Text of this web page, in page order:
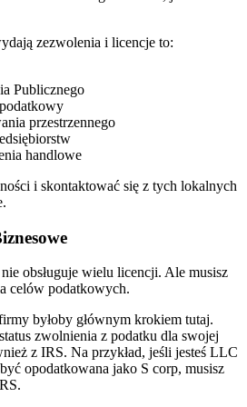
zezwolenia i licencje to:
Publicznego
przestrzennego
handlowe
i skontaktować się z tych lokalnych
obsługuje wielu licencji. Ale musisz
celów podatkowych.
byłoby głównym krokiem tutaj.
zwolnienia z podatku dla swojej
z IRS. Na przykład, jeśli jesteś LLC
opodatkowana jako S corp, musisz